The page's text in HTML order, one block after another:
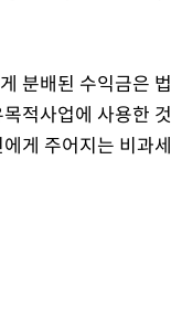
분배된 수익금은
적사업에 사용한
게 주어지는 비과